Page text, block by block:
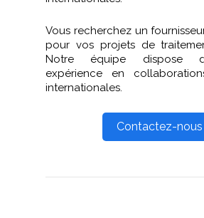
Vous recherchez un
pour vos projets de
Notre équipe dispose
expérience en
internationales.
Contactez-nous